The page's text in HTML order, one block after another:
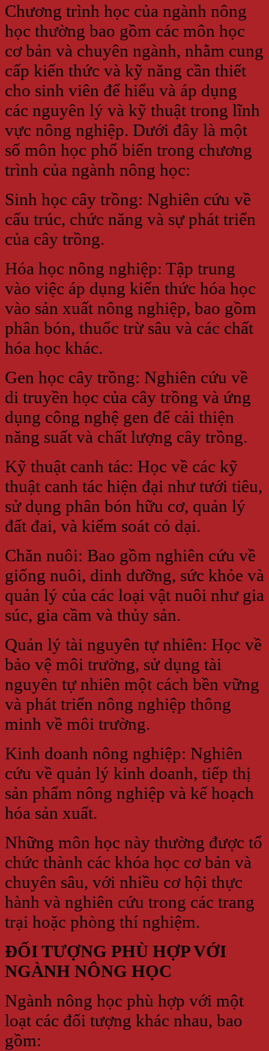
Chương trình học của ngành nông
học thường bao gồm các môn học
cơ bản và chuyên ngành, nhằm cung
cấp kiến thức và kỹ năng cần thiết
cho sinh viên để hiểu và áp dụng
các nguyên lý và kỹ thuật trong lĩnh
vực nông nghiệp. Dưới đây là một
số môn học phổ biến trong chương
trình của ngành nông học:
Sinh học cây trồng: Nghiên cứu về
cấu trúc, chức năng và sự phát triển
của cây trồng.
Hóa học nông nghiệp: Tập trung
vào việc áp dụng kiến thức hóa học
vào sản xuất nông nghiệp, bao gồm
phân bón, thuốc trừ sâu và các chất
hóa học khác.
Gen học cây trồng: Nghiên cứu về
di truyền học của cây trồng và ứng
dụng công nghệ gen để cải thiện
năng suất và chất lượng cây trồng.
Kỹ thuật canh tác: Học về các kỹ
thuật canh tác hiện đại như tưới tiêu,
sử dụng phân bón hữu cơ, quản lý
đất đai, và kiểm soát cỏ dại.
Chăn nuôi: Bao gồm nghiên cứu về
giống nuôi, dinh dưỡng, sức khỏe và
quản lý của các loại vật nuôi như gia
súc, gia cầm và thủy sản.
Quản lý tài nguyên tự nhiên: Học về
bảo vệ môi trường, sử dụng tài
nguyên tự nhiên một cách bền vững
và phát triển nông nghiệp thông
minh về môi trường.
Kinh doanh nông nghiệp: Nghiên
cứu về quản lý kinh doanh, tiếp thị
sản phẩm nông nghiệp và kế hoạch
hóa sản xuất.
Những môn học này thường được tổ
chức thành các khóa học cơ bản và
chuyên sâu, với nhiều cơ hội thực
hành và nghiên cứu trong các trang
trại hoặc phòng thí nghiệm.
ĐỐI TƯỢNG PHÙ HỢP VỚI
NGÀNH NÔNG HỌC
Ngành nông học phù hợp với một
loạt các đối tượng khác nhau, bao
gồm: